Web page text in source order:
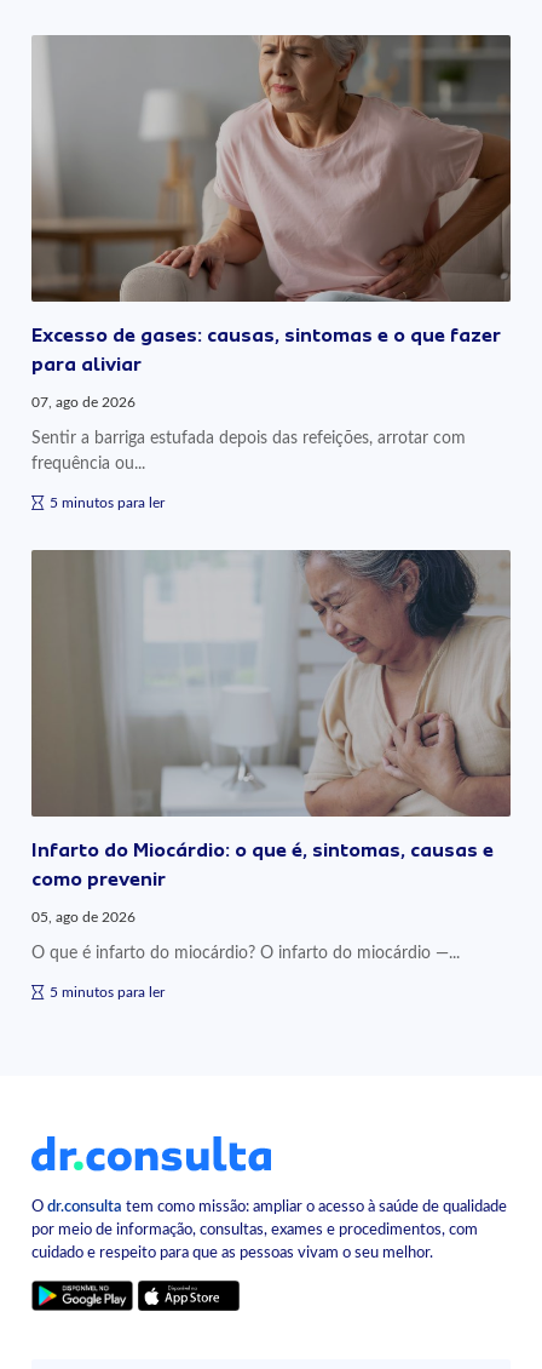
Excesso de gases: causas, sintomas e o que fazer
para aliviar
07, ago de 2026
Sentir a barriga estufada depois das refeições, arrotar com
frequência ou...
5 minutos para ler
Infarto do Miocárdio: o que é, sintomas, causas e
como prevenir
05, ago de 2026
O que é infarto do miocárdio? O infarto do miocárdio —...
5 minutos para ler
Odr.consulta tem como missão: ampliar o acesso à saúde de qualidade
por meio de informação, consultas, exames e procedimentos, com
cuidado e respeito para que as pessoas vivam o seu melhor.